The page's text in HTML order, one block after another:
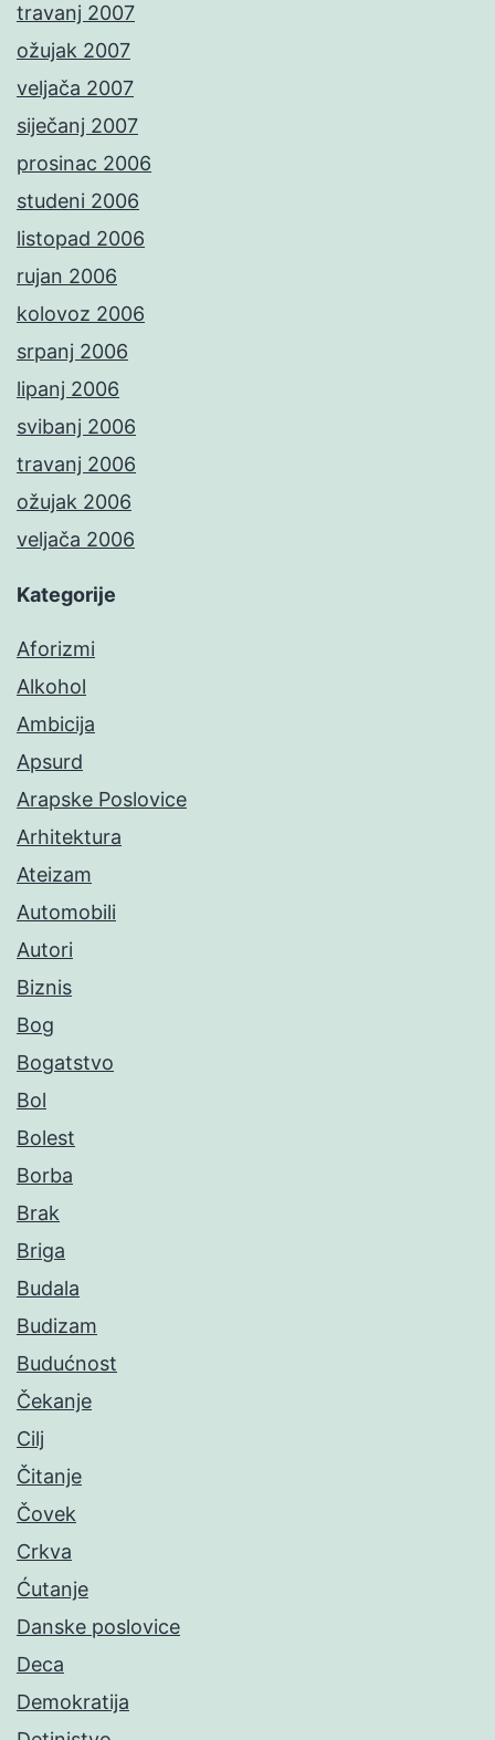
travanj 2007
ožujak 2007
veljača 2007
siječanj 2007
prosinac 2006
studeni 2006
listopad 2006
rujan 2006
kolovoz 2006
srpanj 2006
lipanj 2006
svibanj 2006
travanj 2006
ožujak 2006
veljača 2006
Kategorije
Aforizmi
Alkohol
Ambicija
Apsurd
Arapske Poslovice
Arhitektura
Ateizam
Automobili
Autori
Biznis
Bog
Bogatstvo
Bol
Bolest
Borba
Brak
Briga
Budala
Budizam
Budućnost
Čekanje
Cilj
Čitanje
Čovek
Crkva
Ćutanje
Danske poslovice
Deca
Demokratija